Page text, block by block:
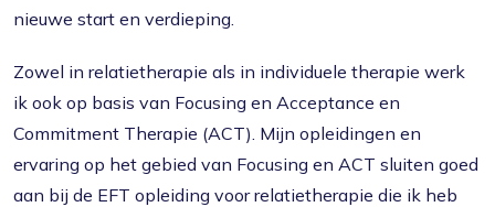
nieuwe start en verdieping.
Zowel in relatietherapie als in individuele therapie werk
ik ook op basis van Focusing en Acceptance en
Commitment Therapie (ACT). Mijn opleidingen en
ervaring op het gebied van Focusing en ACT sluiten goed
aan bij de EFT opleiding voor relatietherapie die ik heb